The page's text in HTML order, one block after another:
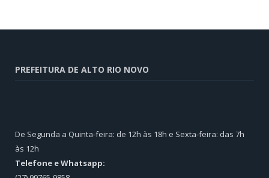
PREFEITURA DE ALTO RIO NOVO
De Segunda a Quinta-feira: de 12h às 18h e Sexta-feira: das 7h
às 12h
Telefone e Whatsapp: